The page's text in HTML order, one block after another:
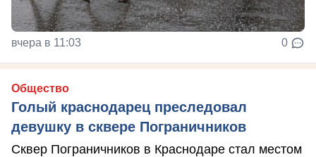
вчера в 11:03 0
Общество
Голый краснодарец преследовал
девушку в сквере Пограничников
Сквер Пограничников в Краснодаре стал местом